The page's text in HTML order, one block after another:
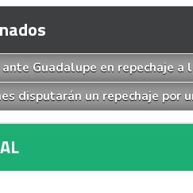
Guadalupe en repechaje a
disputarán un repechaje por